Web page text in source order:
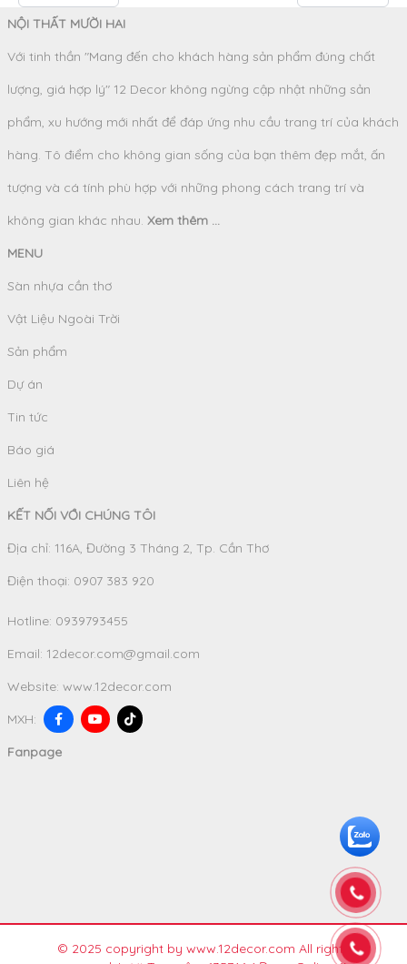
NỘI THẤT MƯỜI HAI
Với tinh thần "Mang đến cho khách hàng sản phẩm đúng chất
lượng, giá hợp lý" 12 Decor không ngừng cập nhật những sản
phẩm, xu hướng mới nhất để đáp ứng nhu cầu trang trí của khách
hàng. Tô điểm cho không gian sống của bạn thêm đẹp mắt, ấn
tượng và cá tính phù hợp với những phong cách trang trí và
không gian khác nhau. Xem thêm ...
MENU
Sàn nhựa cần thơ
Vật Liệu Ngoài Trời
Sản phẩm
Dự án
Tin tức
Báo giá
Liên hệ
KẾT NỐI VỚI CHÚNG TÔI
Địa chỉ: 116A, Đường 3 Tháng 2, Tp. Cần Thơ
Điện thoại: 0907 383 920
Hotline: 0939793455
Email: 12decor.com@gmail.com
Website: www.12decor.com
MXH:
Fanpage
© 2025 copyright by www.12decor.com All rights